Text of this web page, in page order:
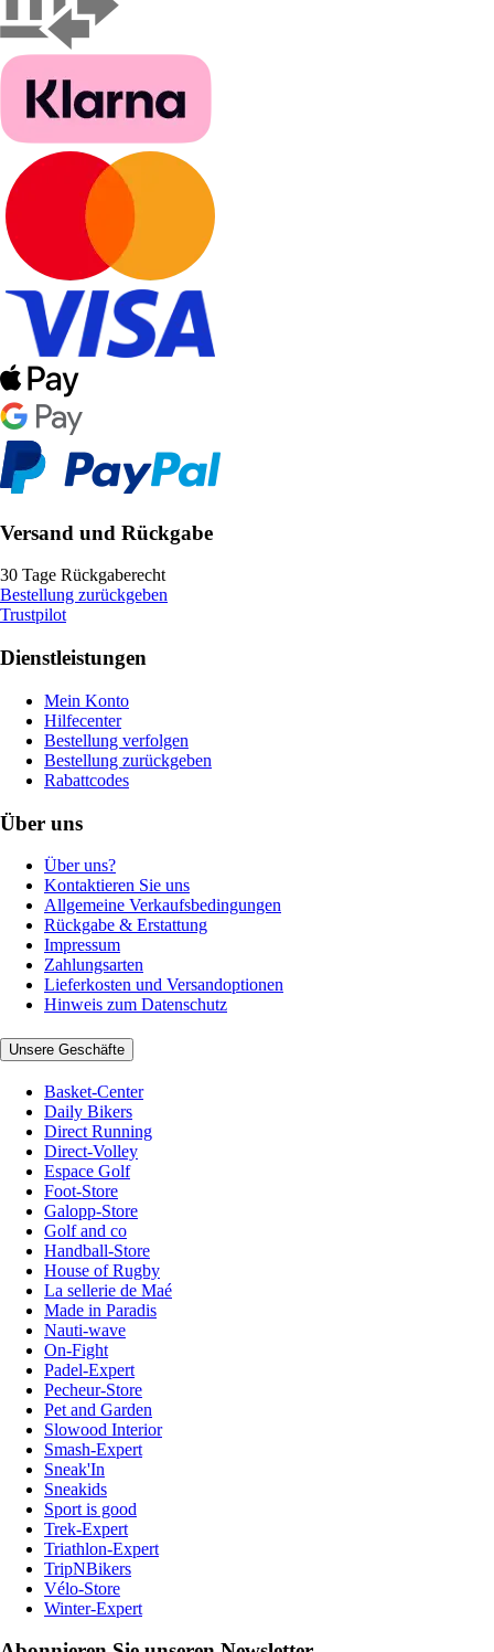
Versand und Rückgabe
30 Tage Rückgaberecht
Bestellung zurückgeben
Trustpilot
Dienstleistungen
Mein Konto
Hilfecenter
Bestellung verfolgen
Bestellung zurückgeben
Rabattcodes
Über uns
Über uns?
Kontaktieren Sie uns
Allgemeine Verkaufsbedingungen
Rückgabe & Erstattung
Impressum
Zahlungsarten
Lieferkosten und Versandoptionen
Hinweis zum Datenschutz
Unsere Geschäfte
Basket-Center
Daily Bikers
Direct Running
Direct-Volley
Espace Golf
Foot-Store
Galopp-Store
Golf and co
Handball-Store
House of Rugby
La sellerie de Maé
Made in Paradis
Nauti-wave
On-Fight
Padel-Expert
Pecheur-Store
Pet and Garden
Slowood Interior
Smash-Expert
Sneak'In
Sneakids
Sport is good
Trek-Expert
Triathlon-Expert
TripNBikers
Vélo-Store
Winter-Expert